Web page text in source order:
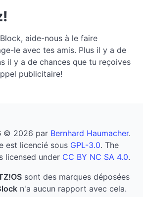
aide-nous à le faire
le avec tes amis. Plus il y a de
il y a de chances que tu reçoives
publicitaire!
© 2026 par Bernhard Haumacher.
est licencié sous GPL-3.0. The
licensed under CC BY NC SA 4.0.
sont des marques déposées
n'a aucun rapport avec cela.